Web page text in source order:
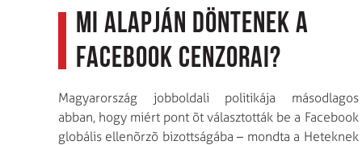
Mi alapján döntenek a
Facebook cenzorai?
Magyarország jobboldali politikája másodlagos
abban, hogy miért pont õt választották be a Facebook
globális ellenõrzõ bizottságába – mondta a Heteknek